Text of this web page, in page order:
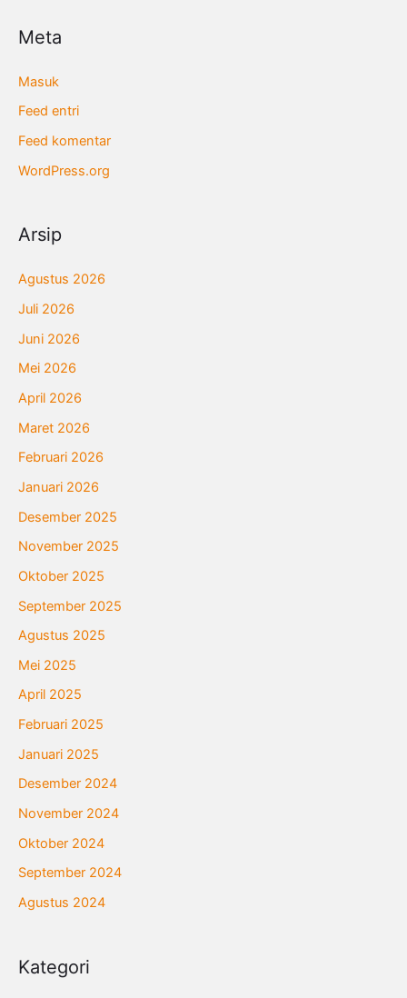
Meta
Masuk
Feed entri
Feed komentar
WordPress.org
Arsip
Agustus 2026
Juli 2026
Juni 2026
Mei 2026
April 2026
Maret 2026
Februari 2026
Januari 2026
Desember 2025
November 2025
Oktober 2025
September 2025
Agustus 2025
Mei 2025
April 2025
Februari 2025
Januari 2025
Desember 2024
November 2024
Oktober 2024
September 2024
Agustus 2024
Kategori